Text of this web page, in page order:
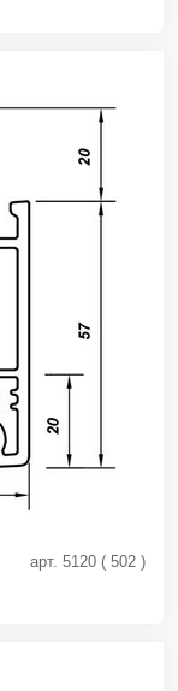
арт. 5120 ( 502 )